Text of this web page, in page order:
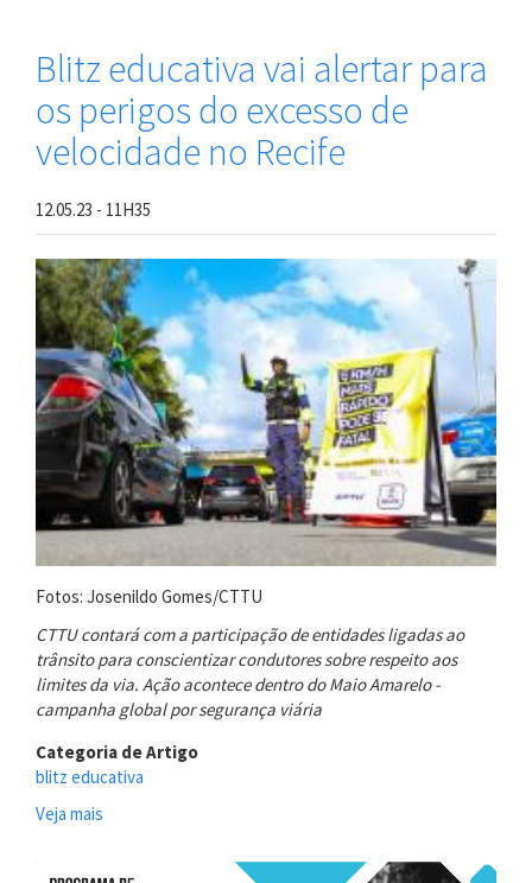
Recife
inicia
ações
do
Maio
com
dados
preliminares
de
2025
Blitz educativa vai alertar para
os perigos do excesso de
velocidade no Recife
12.05.23 - 11H35
Fotos: Josenildo Gomes/CTTU
CTTU contará com a participação de entidades ligadas ao
trânsito para conscientizar condutores sobre respeito aos
limites da via. Ação acontece dentro do Maio Amarelo -
campanha global por segurança viária
Categoria de Artigo
blitz educativa
Veja mais